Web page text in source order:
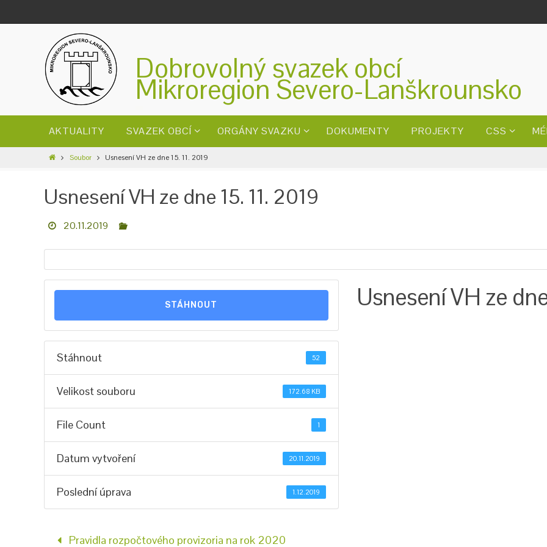
Dobrovolný svazek obcí
Mikroregion Severo-Lanškrounsko
AKTUALITY SVAZEK OBCÍ ORGÁNY SVAZKU DOKUMENTY PROJEKTY CSS
Soubor Usnesení VH ze dne 15. 11. 2019
Usnesení VH ze dne 15. 11. 2019
20.11.2019
STÁHNOUT
Stáhnout 52
Velikost souboru 172.68 KB
File Count 1
Datum vytvoření 20.11.2019
Poslední úprava 1.12.2019
Usnesení VH ze
Pravidla rozpočtového provizoria na rok 2020